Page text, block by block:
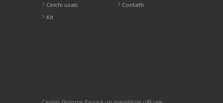
Cerchi usati
Kit
Contatti